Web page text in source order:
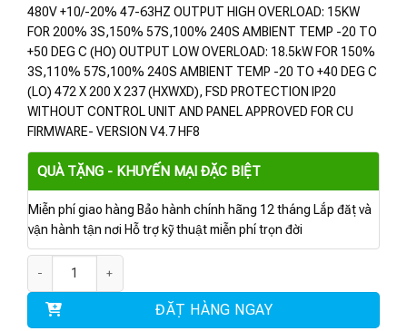
480V +10/-20% 47-63HZ OUTPUT HIGH OVERLOAD: 15KW
FOR 200% 3S,150% 57S,100% 240S AMBIENT TEMP -20 TO
+50 DEG C (HO) OUTPUT LOW OVERLOAD: 18.5kW FOR 150%
3S,110% 57S,100% 240S AMBIENT TEMP -20 TO +40 DEG C
(LO) 472 X 200 X 237 (HXWXD), FSD PROTECTION IP20
WITHOUT CONTROL UNIT AND PANEL APPROVED FOR CU
FIRMWARE- VERSION V4.7 HF8
QUÀ TẶNG - KHUYẾN MẠI ĐẶC BIỆT
Miễn phí giao hàng Bảo hành chính hãng 12 tháng Lắp đặt và
vận hành tận nơi Hỗ trợ kỹ thuật miễn phí trọn đời
ĐẶT HÀNG NGAY